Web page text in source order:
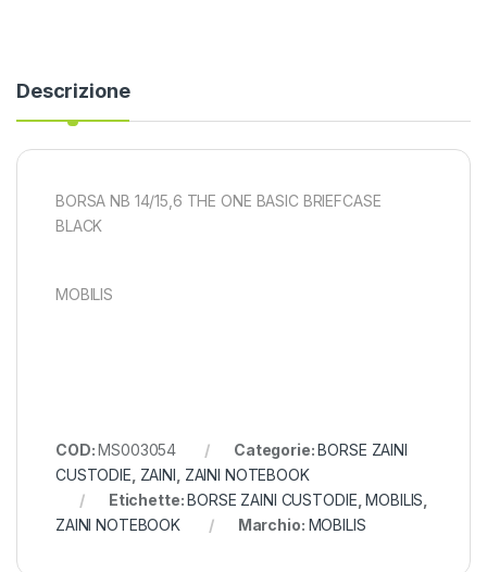
Descrizione
BORSA NB 14/15,6 THE ONE BASIC BRIEFCASE
BLACK
MOBILIS
COD:MS003054 Categorie:BORSE ZAINI
CUSTODIE, ZAINI, ZAINI NOTEBOOK
Etichette:BORSE ZAINI CUSTODIE,MOBILIS,
ZAINI NOTEBOOK
Marchio: MOBILIS